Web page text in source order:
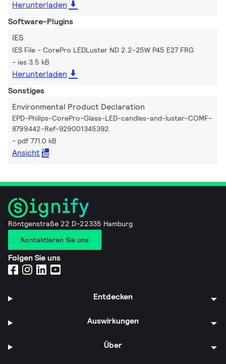
Herunterladen
Software-Plugins
IES
IES File - CorePro LEDLuster ND 2.2-25W P45 E27 FRG
ies 3.5 kB
Herunterladen
Sonstiges
Environmental Product Declaration
EPD-Philips-CorePro-Glass-LED-candles-and-luster-COMF-
8799442-Ref-929001345392
pdf 771.0 kB
Ansicht
Röntgenstraße 22 D-22335 Hamburg
Kontaktieren Sie uns
Folgen Sie uns
Entdecken
Auswirkungen
Über